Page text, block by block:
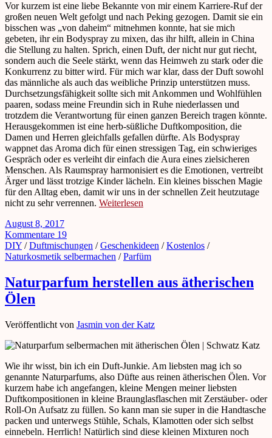
Vor kurzem ist eine liebe Bekannte von mir einem Karriere-Ruf der
großen neuen Welt gefolgt und nach Peking gezogen. Damit sie ein
bisschen was „von daheim“ mitnehmen konnte, hat sie mich
gebeten, ihr ein Bodyspray zu mixen, das ihr hilft, allein in China
die Stellung zu halten. Sprich, einen Duft, der nicht nur gut riecht,
sondern auch die Seele stärkt, wenn das Heimweh zu stark oder die
Konkurrenz zu bitter wird. Für mich war klar, dass der Duft sowohl
das männliche als auch das weibliche Prinzip unterstützen muss.
Durchsetzungsfähigkeit sollte sich mit Ankommen und Wohlfühlen
paaren, sodass meine Freundin sich in Ruhe niederlassen und
trotzdem die Verantwortung für einen ganzen Bereich tragen könnte.
Herausgekommen ist eine herb-süßliche Duftkomposition, die
Damen und Herren gleichfalls gefallen dürfte. Als Bodyspray
wappnet das Aroma dich für einen stressigen Tag, ein schwieriges
Gespräch oder es verleiht dir einfach die Aura eines zielsicheren
Menschen. Als Raumspray harmonisiert es die Emotionen, vertreibt
Ärger und lässt trotzige Kinder lächeln. Ein kleines bisschen Magie
für den Alltag eben, damit wir uns in der schnellen Zeit heutzutage
nicht zu sehr verrennen. Weiterlesen
August 8, 2017
Kommentare 19
DIY /Duftmischungen /Geschenkideen /Kostenlos /
Naturkosmetik selbermachen /Parfüm
Naturparfum herstellen aus ätherischen
Ölen
Veröffentlicht von Jasmin von der Katz
Wie ihr wisst, bin ich ein Duft-Junkie. Am liebsten mag ich so
genannte Naturparfums, also Düfte aus reinen ätherischen Ölen. Vor
kurzem habe ich angefangen, kleine Mengen meiner liebsten
Duftkompositionen in kleine Braunglasflaschen mit Zerstäuber- oder
Roll-On Aufsatz zu füllen. So kann man sie super in die Handtasche
packen und unterwegs Stühle, Schals, Klamotten oder sich selbst
einnebeln. Herrlich! Natürlich sind diese kleinen Mixturen noch